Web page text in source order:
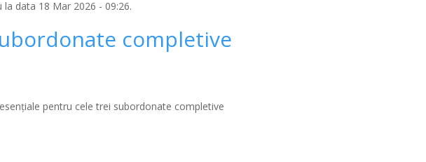
la data 18 Mar 2026 - 09:26.
completive
pentru cele trei subordonate completive